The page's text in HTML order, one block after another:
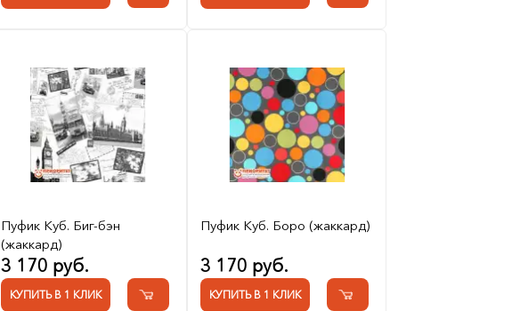
Пуфик Куб. Биг-бэн
(жаккард)
3 170 руб.
КУПИТЬ В 1 КЛИК
Пуфик Куб. Боро (жаккард)
3 170 руб.
КУПИТЬ В 1 КЛИК